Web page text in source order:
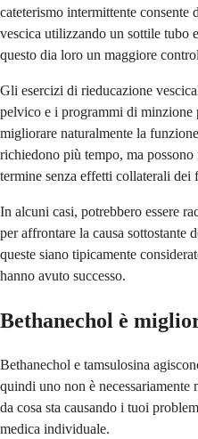
cateterismo intermittente consente
vescica utilizzando un sottile tubo
questo dia loro un maggiore
Gli esercizi di rieducazione
pelvico e i programmi di minzione
migliorare naturalmente la
richiedono più tempo, ma
termine senza effetti collaterali dei
In alcuni casi, potrebbero essere
per affrontare la causa sottostante
queste siano tipicamente
hanno avuto successo.
Bethanechol è
Bethanechol e tamsulosina
quindi uno non è
da cosa sta causando i tuoi
medica individuale.